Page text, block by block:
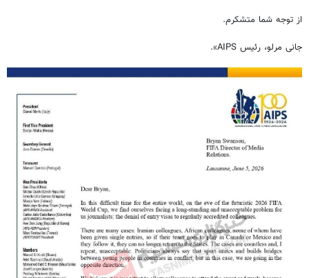
از توجه شما متشکرم.
جانی مرلو، رئیس AIPS».